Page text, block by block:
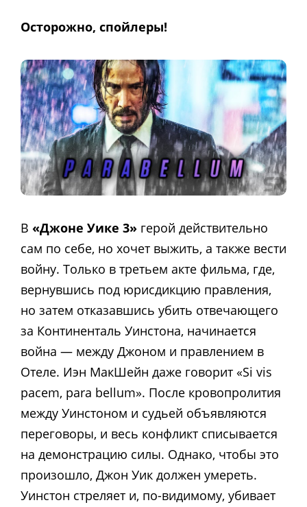
Осторожно, спойлеры!
В «Джоне Уике 3» герой действительно
сам по себе, но хочет выжить, а также вести
войну. Только в третьем акте фильма, где,
вернувшись под юрисдикцию правления,
но затем отказавшись убить отвечающего
за Континенталь Уинстона, начинается
война — между Джоном и правлением в
Отеле. Иэн МакШейн даже говорит «Si vis
pacem, para bellum». После кровопролития
между Уинстоном и судьей объявляются
переговоры, и весь конфликт списывается
на демонстрацию силы. Однако, чтобы это
произошло, Джон Уик должен умереть.
Уинстон стреляет и, по-видимому, убивает